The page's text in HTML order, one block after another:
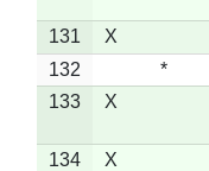
131 X
132
*
133
X
134 X